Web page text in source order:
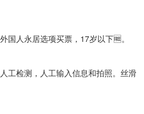
国人永居选项买票，17岁以下🆓。
工检测，人工输入信息和拍照。丝滑